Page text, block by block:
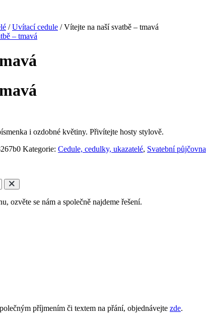
/Uvítací cedule / Vítejte na naší svatbě – tmavá
i ozdobné květiny. Přivítejte hosty stylově.
Kategorie: Cedule, cedulky, ukazatelé, Svatební půjčovna
ozvěte se nám a společně najdeme řešení.
příjmením či textem na přání, objednávejte zde.